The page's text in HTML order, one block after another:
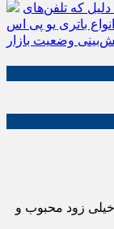
۵ دلیل که تلفن‌های IP سیسکو باعث افزایش
زود محبوب و